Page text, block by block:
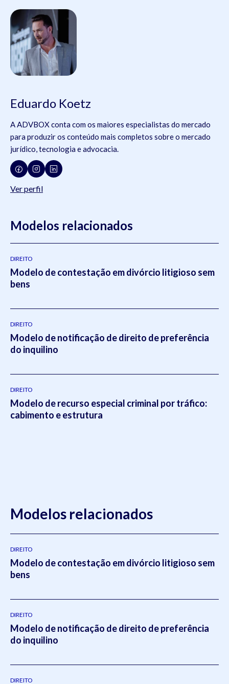
Eduardo Koetz
A ADVBOX conta com os maiores especialistas do mercado
para produzir os conteúdo mais completos sobre o mercado
jurídico, tecnologia e advocacia.
Ver perfil
Modelos relacionados
DIREITO
Modelo de contestação em divórcio litigioso sem
bens
DIREITO
Modelo de notificação de direito de preferência
do inquilino
DIREITO
Modelo de recurso especial criminal por tráfico:
cabimento e estrutura
Modelos relacionados
DIREITO
Modelo de contestação em divórcio litigioso sem
bens
DIREITO
Modelo de notificação de direito de preferência
do inquilino
DIREITO